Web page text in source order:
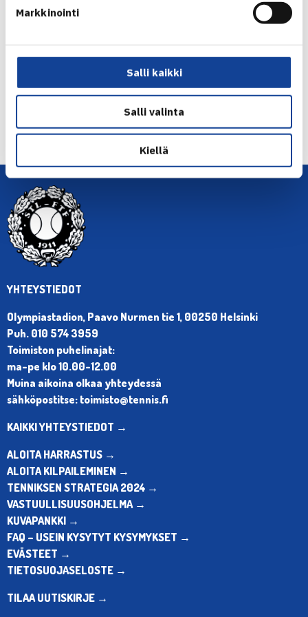
Markkinointi
Salli kaikki
Salli valinta
Kiellä
Seuraava uutinen: Kilpailutoiminnan
ajankohtaisia uutisia… →
YHTEYSTIEDOT
Olympiastadion, Paavo Nurmen tie 1, 00250 Helsinki
Puh. 010 574 3959
Toimiston puhelinajat:
ma-pe klo 10.00-12.00
Muina aikoina olkaa yhteydessä
sähköpostitse: toimisto@tennis.fi
KAIKKI YHTEYSTIEDOT →
ALOITA HARRASTUS →
ALOITA KILPAILEMINEN →
TENNIKSEN STRATEGIA 2024 →
VASTUULLISUUSOHJELMA →
KUVAPANKKI →
FAQ – USEIN KYSYTYT KYSYMYKSET →
EVÄSTEET →
TIETOSUOJASELOSTE →
TILAA UUTISKIRJE →